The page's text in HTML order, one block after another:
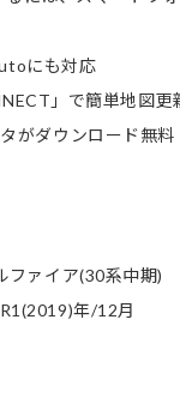
にも対応
」で簡単地図
がダウンロード無料
ァイア(30系中期)
年/12月